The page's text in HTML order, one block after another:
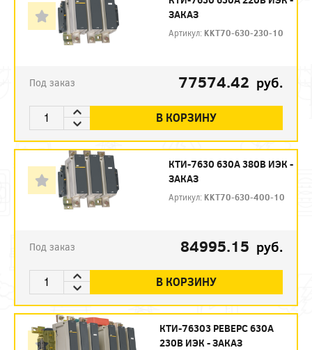
ЗАКАЗ
Артикул: KKT70-630-230-10
Под заказ 77574.42 руб.
В КОРЗИНУ
КТИ-7630 630А 380В ИЭК -
ЗАКАЗ
Артикул: KKT70-630-400-10
Под заказ 84995.15 руб.
В КОРЗИНУ
КТИ-76303 РЕВЕРС 630А
230В ИЭК - ЗАКАЗ